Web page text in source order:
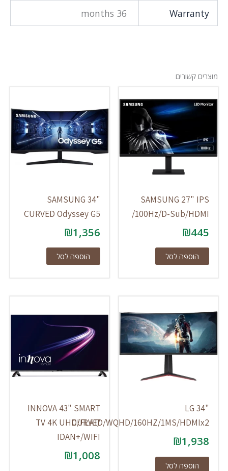
Warranty
36 months
מוצרים קשורים
SAMSUNG 27" IPS
/100Hz/D-Sub/HDMI
₪445
הוספה לסל
SAMSUNG 34"
CURVED Odyssey G5
₪1,356
הוספה לסל
LG 34"
CURVED/WQHD/160HZ/1MS/HDMIx2
₪1,938
הוספה לסל
INNOVA 43" SMART
TV 4K UHD/FLAT/
IDAN+/WIFI
₪1,008